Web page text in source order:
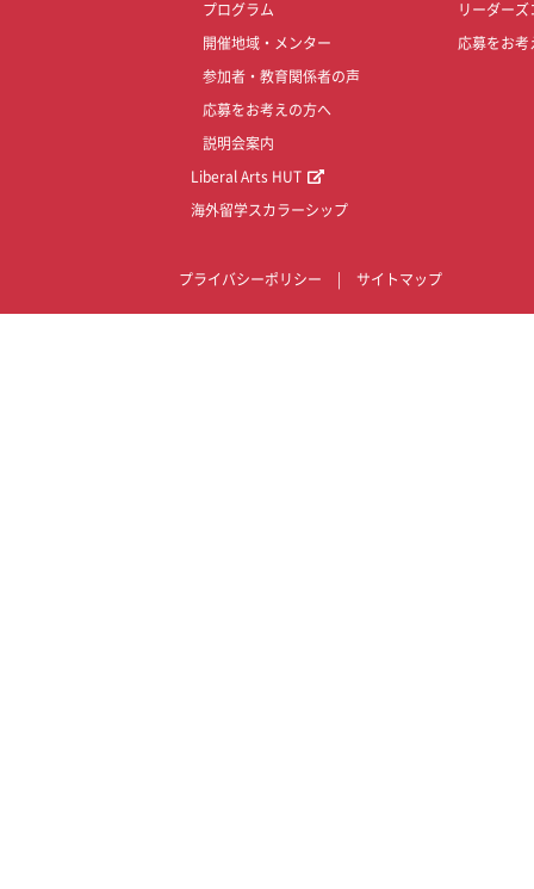
プログラム
開催地域・メンター
参加者・教育関係者の声
応募をお考えの方へ
説明会案内
Liberal Arts HUT
海外留学スカラーシップ
リーダーズ
応募をお考
プライバシーポリシー サイトマップ